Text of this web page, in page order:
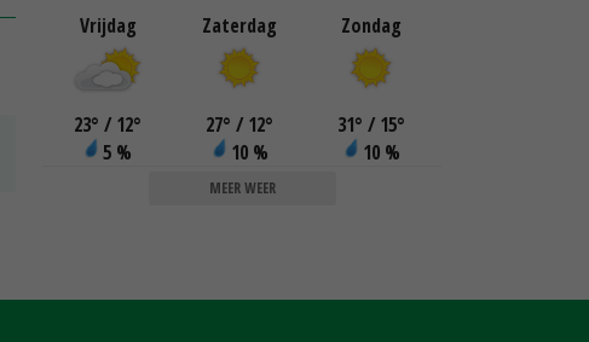
Vrijdag
23° / 12°
5 %
Zaterdag
27° / 12°
10 %
Zondag
31° / 15°
10 %
MEER WEER